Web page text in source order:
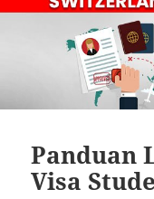
Panduan
Visa